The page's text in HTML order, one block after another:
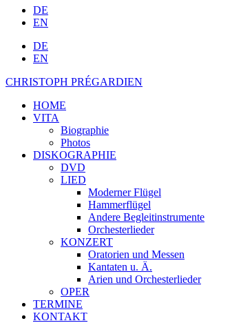
DE
EN
DE
EN
CHRISTOPH PRÉGARDIEN
HOME
VITA
Biographie
Photos
DISKOGRAPHIE
DVD
LIED
Moderner Flügel
Hammerflügel
Andere Begleitinstrumente
Orchesterlieder
KONZERT
Oratorien und Messen
Kantaten u. Ä.
Arien und Orchesterlieder
OPER
TERMINE
KONTAKT